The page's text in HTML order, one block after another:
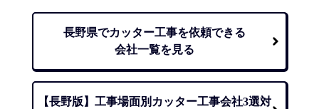
長野県でカッター工事を依頼できる
会社一覧を見る
【長野版】工事場面別カッター工事会社3選対